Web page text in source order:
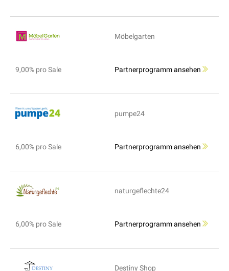
Möbelgarten
9,00% pro Sale Partnerprogramm ansehen
pumpe24
6,00% pro Sale Partnerprogramm ansehen
naturgeflechte24
6,00% pro Sale Partnerprogramm ansehen
Destiny Shop